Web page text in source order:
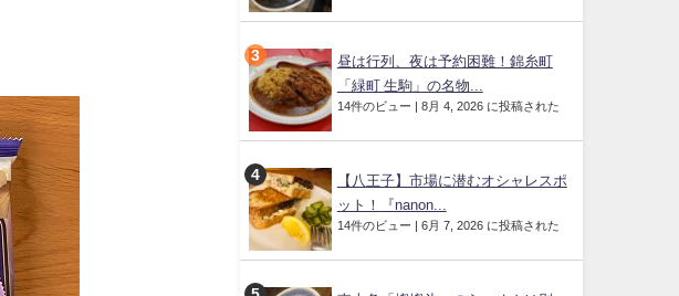
昼は行列、夜は予約困難！錦糸町
「緑町 生駒」の名物...
14件のビュー | 8月 4, 2026 に投稿された
【八王子】市場に潜むオシャレスポ
ット！『nanon...
14件のビュー | 6月 7, 2026 に投稿された